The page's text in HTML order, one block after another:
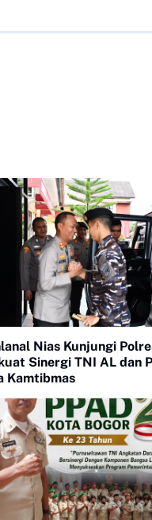
Nias Kunjungi
Sinergi TNI AL dan
Kamtibmas